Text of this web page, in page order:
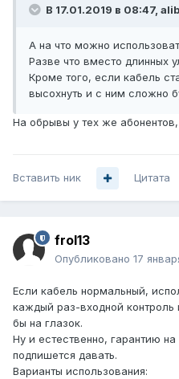
В 17.01.2019 в 08:47,
А на что можно
Разве что вместо длинных
Кроме того, если кабель
высохнуть и с ним сложно
На обрывы у тех же
Вставить ник Цитата
frol13
Опубликовано 17
Если кабель нормальный,
каждый раз-входной контроль
бы на глазок.
Ну и естественно, гарантию
подпишется давать.
Варианты использования: